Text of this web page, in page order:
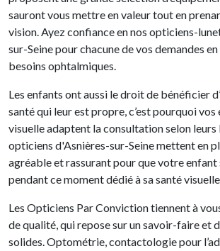
sauront vous mettre en valeur tout en
vision. Ayez confiance en nos opticiens-
sur-Seine pour chacune de vos demandes
besoins ophtalmiques.
Les enfants ont aussi le droit de bénéficier
santé qui leur est propre, c’est pourquoi vos
visuelle adaptent la consultation selon leurs
opticiens d'Asnières-sur-Seine mettent en
agréable et rassurant pour que votre enfant
pendant ce moment dédié à sa santé
Les Opticiens Par Conviction tiennent à
de qualité, qui repose sur un savoir-faire et
solides. Optométrie, contactologie pour